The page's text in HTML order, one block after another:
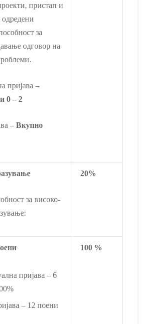
пристап и
за
одговор на
пријава –
0 – 2
– Вкупно
за високо-
20%
пријава – 6
– 12 поени
100 %